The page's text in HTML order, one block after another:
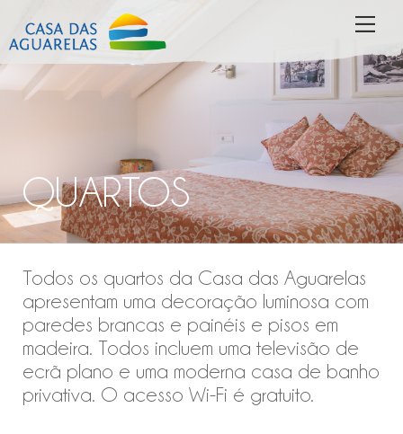
QUARTOS
Todos os quartos da Casa das Aguarelas
apresentam uma decoração luminosa com
paredes brancas e painéis e pisos em
madeira. Todos incluem uma televisão de
ecrã plano e uma moderna casa de banho
privativa. O acesso Wi-Fi é gratuito.